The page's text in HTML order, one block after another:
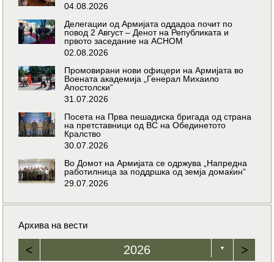
04.08.2026
Делегации од Армијата оддадоа почит по
повод 2 Август – Денот на Републиката и
првото заседание на АСНОМ
02.08.2026
Промовирани нови офицери на Армијата во
Воената академија „Генерал Михаило
Апостолски“
31.07.2026
Посета на Прва пешадиска бригада од страна
на претставници од ВС на Обединетото
Кралство
30.07.2026
Во Домот на Армијата се одржува „Напредна
работилница за поддршка од земја домаќин“
29.07.2026
Архива на вести
< 2026 ▼ >